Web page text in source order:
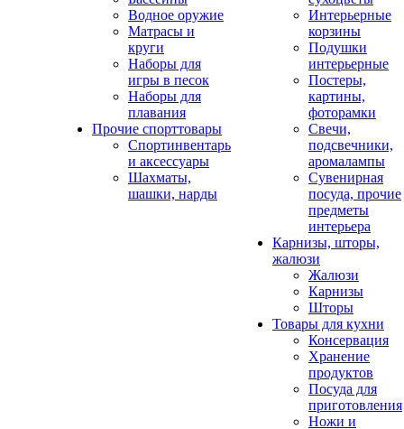
Водное оружие
Матрасы и
круги
Наборы для
игры в песок
Наборы для
плавания
Прочие спорттовары
Спортинвентарь
и аксессуары
Шахматы,
шашки, нарды
Интерьерные
корзины
Подушки
интерьерные
Постеры,
картины,
фоторамки
Свечи,
подсвечники,
аромалампы
Сувенирная
посуда, прочие
предметы
интерьера
Карнизы, шторы,
жалюзи
Жалюзи
Карнизы
Шторы
Товары для кухни
Консервация
Хранение
продуктов
Посуда для
приготовления
Ножи и